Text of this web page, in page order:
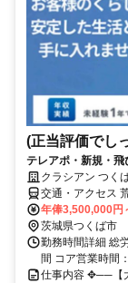
(正当評価でし
テレアポ・新規・飛
クラシアン つく
交通・アクセス
年俸3,500,000円
茨城県つくば市
勤務時間詳細 総
間 コア営業時間
仕事内容 ✥──【